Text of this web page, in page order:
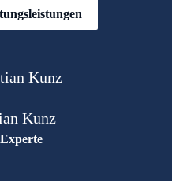
Kunz